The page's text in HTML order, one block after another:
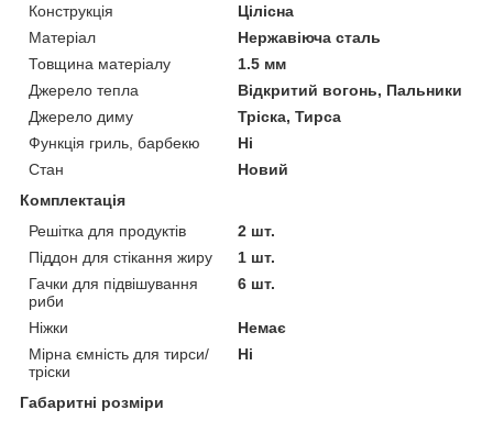
Конструкція
Цілісна
Матеріал
Нержавіюча сталь
Товщина матеріалу
1.5 мм
Джерело тепла
Відкритий вогонь, Пальники
Джерело диму
Тріска, Тирса
Функція гриль, барбекю
Ні
Стан
Новий
Комплектація
Решітка для продуктів
2 шт.
Піддон для стікання жиру
1 шт.
Гачки для підвішування
риби
6 шт.
Ніжки
Немає
Мірна ємність для тирси/
тріски
Ні
Габаритні розміри